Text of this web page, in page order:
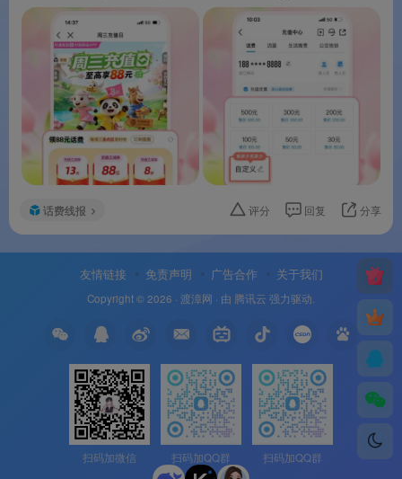
话费线报 评分 回复 分享
友情链接 免责声明 广告合作 关于我们
Copyright © 2026 · 渡漳网 · 由 腾讯云 强力驱动.
扫码加微信 扫码加QQ群 扫码加QQ群